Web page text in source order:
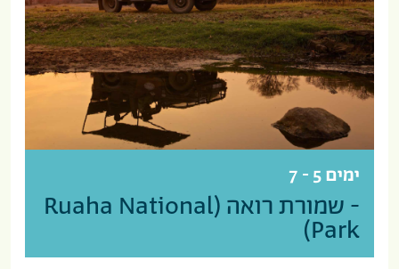
ימים 5 - 7
- שמורת רואה (Ruaha National
Park)